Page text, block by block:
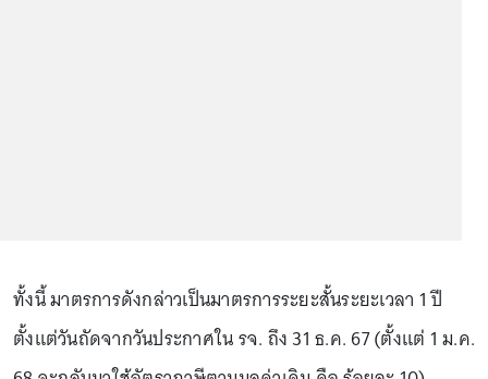
ทั้งนี้ มาตรการดังกล่าวเป็นมาตรการระยะสั้นระยะเวลา 1 ปี
ตั้งแต่วันถัดจากวันประกาศใน รจ. ถึง 31 ธ.ค. 67 (ตั้งแต่ 1 ม.ค.